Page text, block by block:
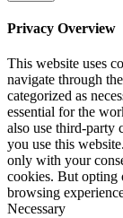
Privacy Overview
This website uses
navigate through
categorized as
essential for the
also use third-party
you use this
only with your
cookies. But opting
browsing
Necessary